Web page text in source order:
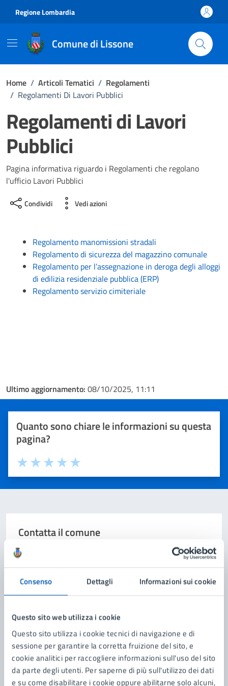
Consenso Dettagli Informazioni sui cookie
Questo sito web utilizza i cookie
Questo sito utilizza i cookie tecnici di navigazione e di
sessione per garantire la corretta fruizione del sito, e
cookie analitici per raccogliere informazioni sull'uso del sito
da parte degli utenti. Per saperne di più sull'utilizzo dei dati
e su come disabilitare i cookie oppure abilitarne solo alcuni,
Regione Lombardia
Comune di Lissone
Home / Articoli Tematici / Regolamenti
/ Regolamenti Di Lavori Pubblici
Regolamenti di Lavori
Pubblici
Pagina informativa riguardo i Regolamenti che regolano
l'ufficio Lavori Pubblici
Condividi Vedi azioni
Regolamento manomissioni stradali
Regolamento di sicurezza del magazzino comunale
Regolamento per l’assegnazione in deroga degli alloggi
di edilizia residenziale pubblica (ERP)
Regolamento servizio cimiteriale
Ultimo aggiornamento: 08/10/2025, 11:11
Quanto sono chiare le informazioni su questa
pagina?
Valuta 5 stelle su 5
Valuta 4 stelle su 5
Valuta 3 stelle su 5
Valuta 2 stelle su 5
Valuta 1 stelle su 5
Contatta il comune
Prenota appuntamento
Problemi in città
Segnala disservizio